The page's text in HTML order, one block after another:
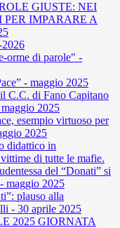
GIUSTE: NEI
IMPARARE A
orme di parole" -
- maggio 2025
C.C. di Fano Capitano
2025
esempio virtuoso per
2025
didattico in
di tutte le mafie.
del “Donati” si
maggio 2025
plauso alla
- 30 aprile 2025
2025 GIORNATA